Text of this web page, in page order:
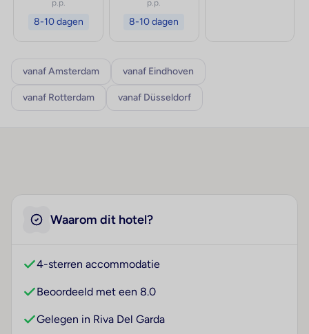
p.p.
8-10 dagen
p.p.
8-10 dagen
vanaf Amsterdam vanaf Eindhoven
vanaf Rotterdam vanaf Düsseldorf
Waarom dit hotel?
4-sterren accommodatie
Beoordeeld met een 8.0
Gelegen in Riva Del Garda